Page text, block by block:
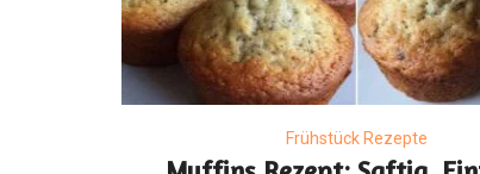
Frühstück Rezepte